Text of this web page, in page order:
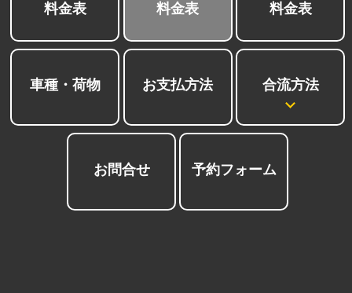
料金表
料金表
料金表
車種・荷物 お支払方法 合流方法
お問合せ 予約フォーム